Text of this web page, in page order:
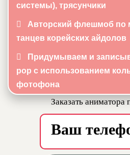
системы), трясунчики
Авторский флешмоб по
танцев корейских айдолов
Придумываем и
pop с использованием
фотофона
Заказать аниматора